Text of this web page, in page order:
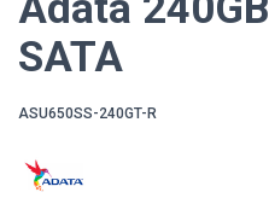
SATA
ASU650SS-240GT-R